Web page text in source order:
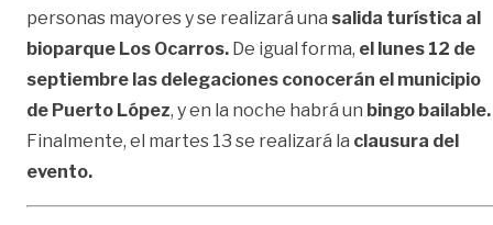
personas mayores y se realizará una salida turística al
bioparque Los Ocarros. De igual forma, el lunes 12 de
septiembre las delegaciones conocerán el municipio
de Puerto López, y en la noche habrá un bingo bailable.
Finalmente, el martes 13 se realizará la clausura del
evento.